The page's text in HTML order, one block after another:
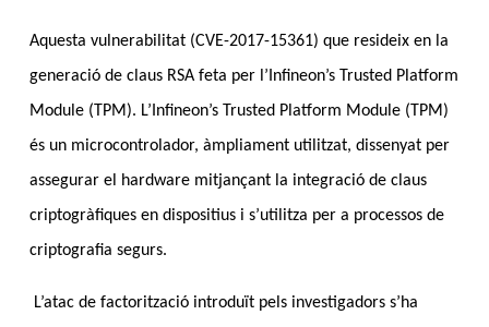
Aquesta vulnerabilitat (CVE-2017-15361) que resideix en la
generació de claus RSA feta per l’Infineon’s Trusted Platform
Module (TPM). L’Infineon’s Trusted Platform Module (TPM)
és un microcontrolador, àmpliament utilitzat, dissenyat per
assegurar el hardware mitjançant la integració de claus
criptogràfiques en dispositius i s’utilitza per a processos de
criptografia segurs.
L’atac de factorització introduït pels investigadors s’ha